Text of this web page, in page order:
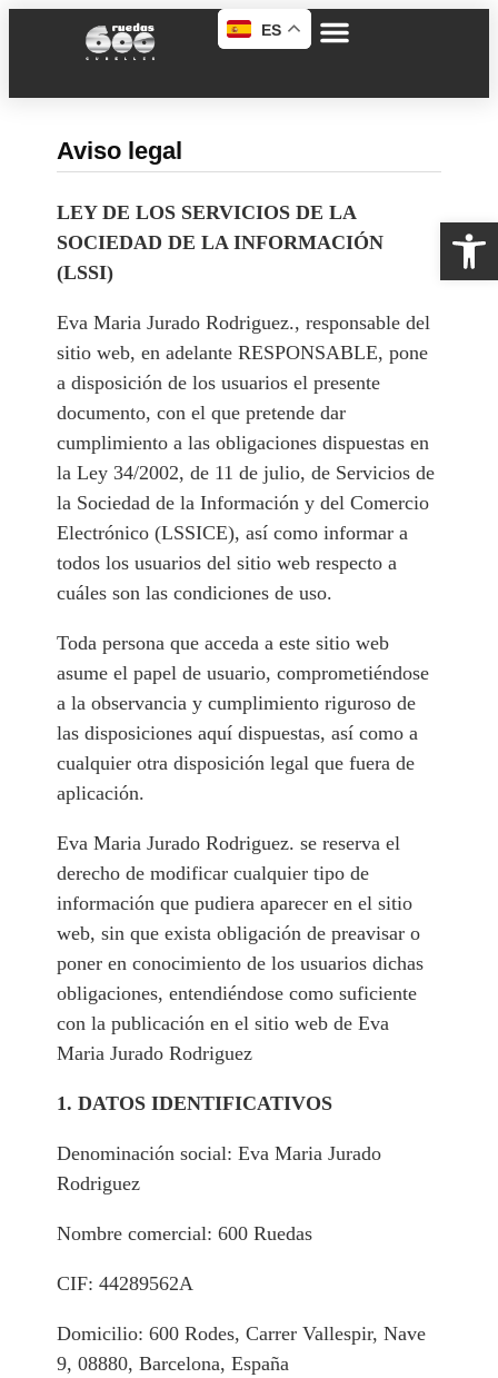
Abrir
ES
Aviso legal
LEY DE LOS SERVICIOS DE LA
SOCIEDAD DE LA INFORMACIÓN
(LSSI)
Eva Maria Jurado Rodriguez., responsable del
sitio web, en adelante RESPONSABLE, pone
a disposición de los usuarios el presente
documento, con el que pretende dar
cumplimiento a las obligaciones dispuestas en
la Ley 34/2002, de 11 de julio, de Servicios de
la Sociedad de la Información y del Comercio
Electrónico (LSSICE), así como informar a
todos los usuarios del sitio web respecto a
cuáles son las condiciones de uso.
Toda persona que acceda a este sitio web
asume el papel de usuario, comprometiéndose
a la observancia y cumplimiento riguroso de
las disposiciones aquí dispuestas, así como a
cualquier otra disposición legal que fuera de
aplicación.
Eva Maria Jurado Rodriguez. se reserva el
derecho de modificar cualquier tipo de
información que pudiera aparecer en el sitio
web, sin que exista obligación de preavisar o
poner en conocimiento de los usuarios dichas
obligaciones, entendiéndose como suficiente
con la publicación en el sitio web de Eva
Maria Jurado Rodriguez
1. DATOS IDENTIFICATIVOS
Denominación social: Eva Maria Jurado
Rodriguez
Nombre comercial: 600 Ruedas
CIF: 44289562A
Domicilio: 600 Rodes, Carrer Vallespir, Nave
9, 08880, Barcelona, España